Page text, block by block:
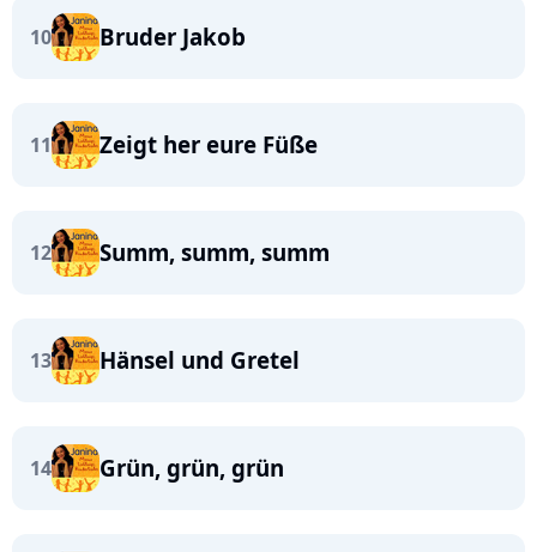
10 Bruder Jakob
11 Zeigt her eure Füße
12 Summ, summ, summ
13 Hänsel und Gretel
14 Grün, grün, grün